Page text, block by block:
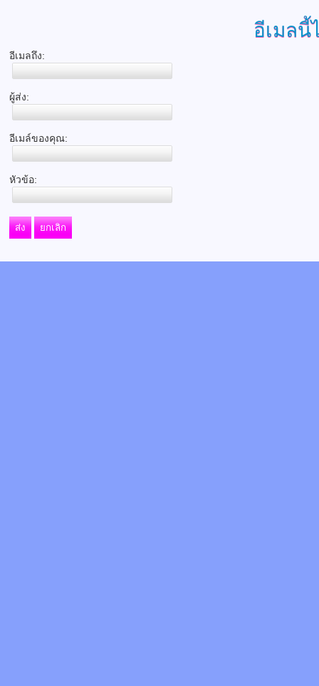
อีเมลนี้
อีเมลถึง:
ผู้ส่ง:
อีเมล์ของคุณ:
หัวข้อ:
ส่ง ยกเลิก